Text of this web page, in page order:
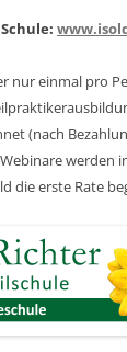
nur einmal pro
(nach
werden
die erste Rate